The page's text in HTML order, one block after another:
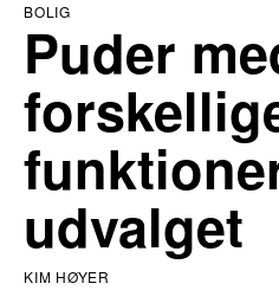
Puder
udvalget
BOLIG
KIM HØYER